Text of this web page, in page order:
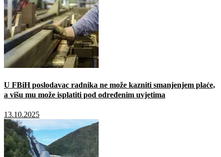
U FBiH poslodavac radnika ne može kazniti smanjenjem plaće,
a višu mu može isplatiti pod određenim uvjetima
13.10.2025